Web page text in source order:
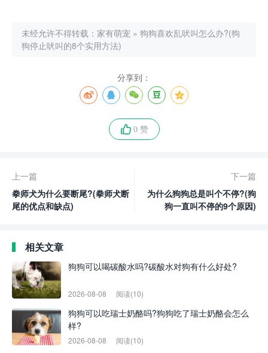
未经允许不得转载： 家有萌宠 » 狗狗喜欢乱吠叫怎么办?(狗
狗停止吠叫的8个实用方法)
分享到：
0 赞
上一篇
拳师犬为什么要断尾?(拳师犬断
尾的优点和缺点)
下一篇
为什么狗狗总是叫个不停?(狗
狗一直叫不停的9个原因)
相关文章
狗狗可以喝碳酸水吗?碳酸水对狗有什么好处?
2026-08-08 阅读(10)
狗狗可以吃瑞士奶酪吗?狗狗吃了瑞士奶酪会怎么
样?
2026-08-08 阅读(10)